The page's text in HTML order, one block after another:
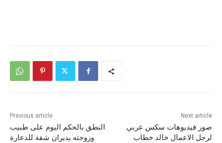
Previous article
النطق بالحكم اليوم على طبيب
وزوجته يديران شقة للدعارة
Next article
صور فيديوهات سكس عربي
لرجل الاعمال خالد خطاب